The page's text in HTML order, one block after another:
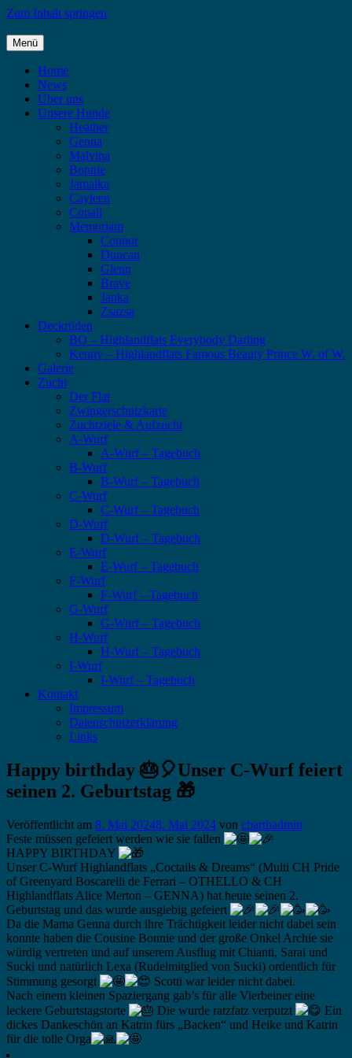
Zum Inhalt springen
Highlandflats – Flat Coated Retriever
Menü
Home
News
Über uns
Unsere Hunde
Heather
Genna
Malvina
Bonnie
Jamaika
Cayleen
Conall
Memoriam
Connor
Duncan
Glenn
Brave
Janka
Zsazsa
Deckrüden
BO – Highlandflats Everybody Darling
Kenny – Highlandflats Famous Beauty Prince W. of W.
Galerie
Zucht
Der Flat
Zwingerschutzkarte
Zuchtziele & Aufzucht
A-Wurf
A-Wurf – Tagebuch
B-Wurf
B-Wurf – Tagebuch
C-Wurf
C-Wurf – Tagebuch
D-Wurf
D-Wurf – Tagebuch
E-Wurf
E-Wurf – Tagebuch
F-Wurf
F-Wurf – Tagebuch
G-Wurf
G-Wurf – Tagebuch
H-Wurf
H-Wurf – Tagebuch
I-Wurf
I-Wurf – Tagebuch
Kontakt
Impressum
Datenschutzerklärung
Links
Happy birthday 🎂🎈Unser C-Wurf feiert
seinen 2. Geburtstag 🎁
Veröffentlicht am 8. Mai 20248. Mai 2024 von cbarthadmin
Feste müssen gefeiert werden wie sie fallen
HAPPY BIRTHDAY
Unser C-Wurf Highlandflats „Coctails & Dreams“ (Multi CH Pride
of Greenyard Boscarelli de Ferrari – OTHELLO & CH
Highlandflats Alice Merton – GENNA) hat heute seinen 2.
Geburtstag und das wurde ausgiebig gefeiert
Da die Mama Genna durch ihre Trächtigkeit leider nicht dabei sein
konnte haben die Cousine Bonnie und der große Onkel Archie sie
würdig vertreten und auf unserem Ausflug mit Chianti, Sarai und
Sucki und natürlich Lexa (Rudelmitglied von Sucki) ordentlich für
Stimmung gesorgt
Scotti war leider nicht dabei.
Nach einem kleinen Spaziergang gab’s für alle Vierbeiner eine
leckere Geburtstagstorte
Die wurde ratzfatz verputzt
Ein
dickes Dankeschön an Katrin fürs „Backen“ und Heike und Katrin
für die tolle Orga